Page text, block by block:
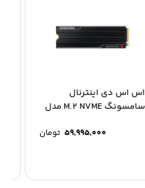
اس اس دی اینترنال
سامسونگ M.2 NVME مدل
59,995,000 تومان